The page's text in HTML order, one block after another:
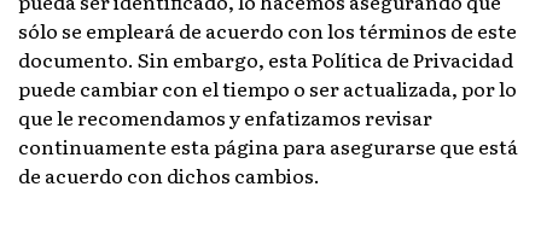
sólo se empleará de acuerdo con los términos de este
documento. Sin embargo, esta Política de Privacidad
puede cambiar con el tiempo o ser actualizada, por lo
que le recomendamos y enfatizamos revisar
continuamente esta página para asegurarse que está
de acuerdo con dichos cambios.